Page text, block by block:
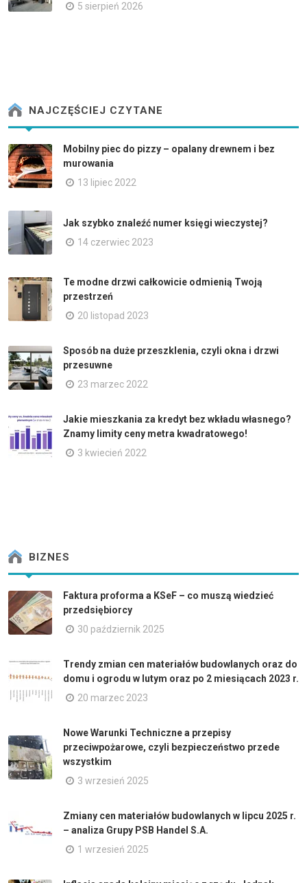
5 sierpień 2026
NAJCZĘŚCIEJ CZYTANE
Mobilny piec do pizzy – opalany drewnem i bez
murowania
13 lipiec 2022
Jak szybko znaleźć numer księgi wieczystej?
14 czerwiec 2023
Te modne drzwi całkowicie odmienią Twoją
przestrzeń
20 listopad 2023
Sposób na duże przeszklenia, czyli okna i drzwi
przesuwne
23 marzec 2022
Jakie mieszkania za kredyt bez wkładu własnego?
Znamy limity ceny metra kwadratowego!
3 kwiecień 2022
BIZNES
Faktura proforma a KSeF – co muszą wiedzieć
przedsiębiorcy
30 październik 2025
Trendy zmian cen materiałów budowlanych oraz do
domu i ogrodu w lutym oraz po 2 miesiącach 2023 r.
20 marzec 2023
Nowe Warunki Techniczne a przepisy
przeciwpożarowe, czyli bezpieczeństwo przede
wszystkim
3 wrzesień 2025
Zmiany cen materiałów budowlanych w lipcu 2025 r.
– analiza Grupy PSB Handel S.A.
1 wrzesień 2025